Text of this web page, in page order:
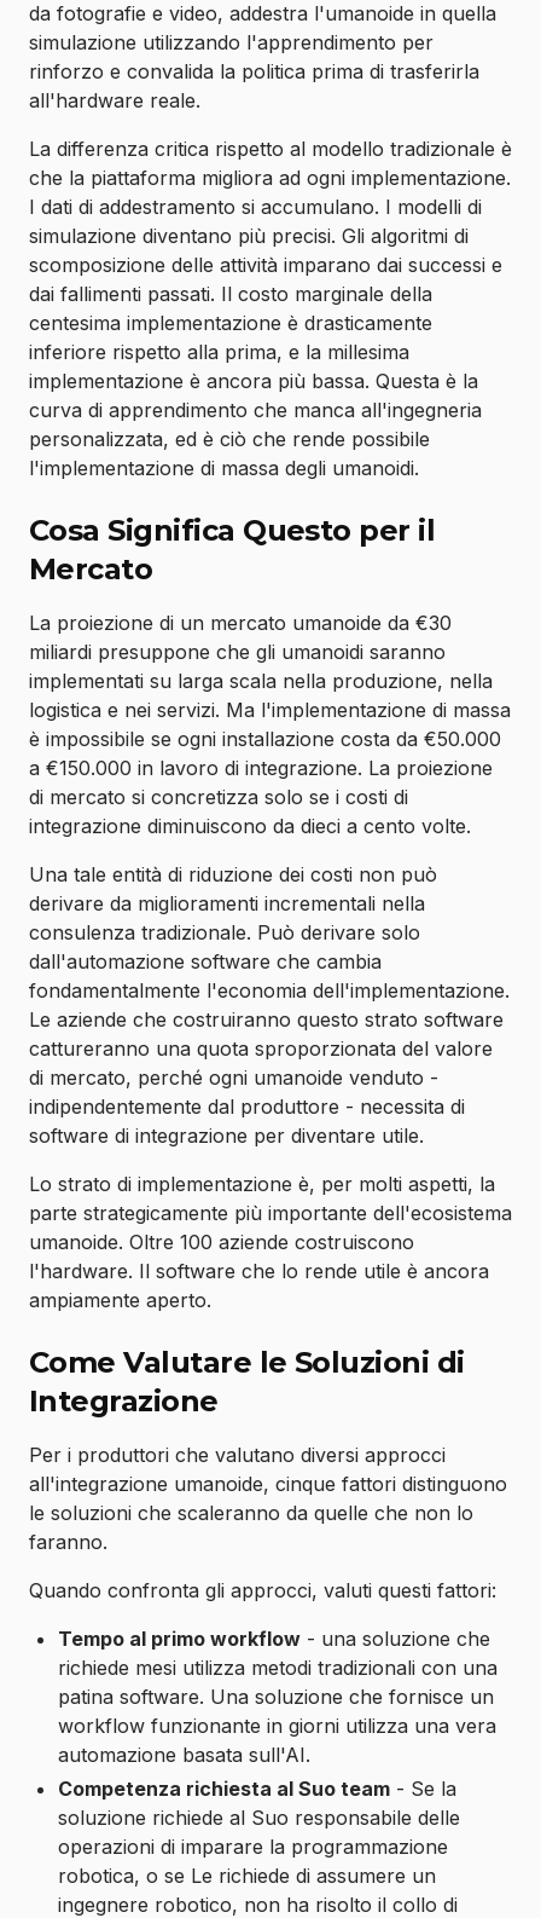
da fotografie e video, addestra l'umanoide in quella
simulazione utilizzando l'apprendimento per
rinforzo e convalida la politica prima di trasferirla
all'hardware reale.
La differenza critica rispetto al modello tradizionale è
che la piattaforma migliora ad ogni implementazione.
I dati di addestramento si accumulano. I modelli di
simulazione diventano più precisi. Gli algoritmi di
scomposizione delle attività imparano dai successi e
dai fallimenti passati. Il costo marginale della
centesima implementazione è drasticamente
inferiore rispetto alla prima, e la millesima
implementazione è ancora più bassa. Questa è la
curva di apprendimento che manca all'ingegneria
personalizzata, ed è ciò che rende possibile
l'implementazione di massa degli umanoidi.
Cosa Significa Questo per il
Mercato
La proiezione di un mercato umanoide da €30
miliardi presuppone che gli umanoidi saranno
implementati su larga scala nella produzione, nella
logistica e nei servizi. Ma l'implementazione di massa
è impossibile se ogni installazione costa da €50.000
a €150.000 in lavoro di integrazione. La proiezione
di mercato si concretizza solo se i costi di
integrazione diminuiscono da dieci a cento volte.
Una tale entità di riduzione dei costi non può
derivare da miglioramenti incrementali nella
consulenza tradizionale. Può derivare solo
dall'automazione software che cambia
fondamentalmente l'economia dell'implementazione.
Le aziende che costruiranno questo strato software
cattureranno una quota sproporzionata del valore
di mercato, perché ogni umanoide venduto -
indipendentemente dal produttore - necessita di
software di integrazione per diventare utile.
Lo strato di implementazione è, per molti aspetti, la
parte strategicamente più importante dell'ecosistema
umanoide. Oltre 100 aziende costruiscono
l'hardware. Il software che lo rende utile è ancora
ampiamente aperto.
Come Valutare le Soluzioni di
Integrazione
Per i produttori che valutano diversi approcci
all'integrazione umanoide, cinque fattori distinguono
le soluzioni che scaleranno da quelle che non lo
faranno.
Quando confronta gli approcci, valuti questi fattori:
Tempo al primo workflow - una soluzione che
richiede mesi utilizza metodi tradizionali con una
patina software. Una soluzione che fornisce un
workflow funzionante in giorni utilizza una vera
automazione basata sull'AI.
Competenza richiesta al Suo team - Se la
soluzione richiede al Suo responsabile delle
operazioni di imparare la programmazione
robotica, o se Le richiede di assumere un
ingegnere robotico, non ha risolto il collo di